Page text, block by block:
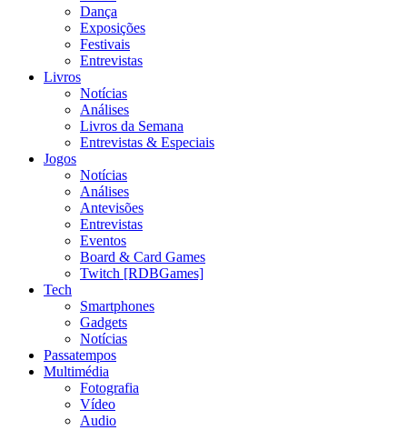
Dança
Exposições
Festivais
Entrevistas
Livros
Notícias
Análises
Livros da Semana
Entrevistas & Especiais
Jogos
Notícias
Análises
Antevisões
Entrevistas
Eventos
Board & Card Games
Twitch [RDBGames]
Tech
Smartphones
Gadgets
Notícias
Passatempos
Multimédia
Fotografia
Vídeo
Audio